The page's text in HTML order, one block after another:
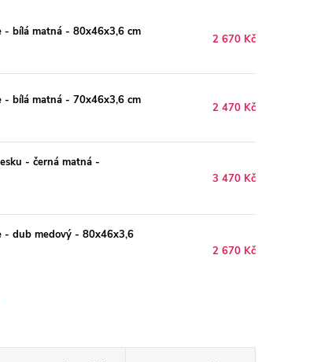
- bílá matná - 80x46x3,6 cm
2 670 Kč
- bílá matná - 70x46x3,6 cm
2 470 Kč
- černá matná -
3 470 Kč
- dub medový - 80x46x3,6
2 670 Kč